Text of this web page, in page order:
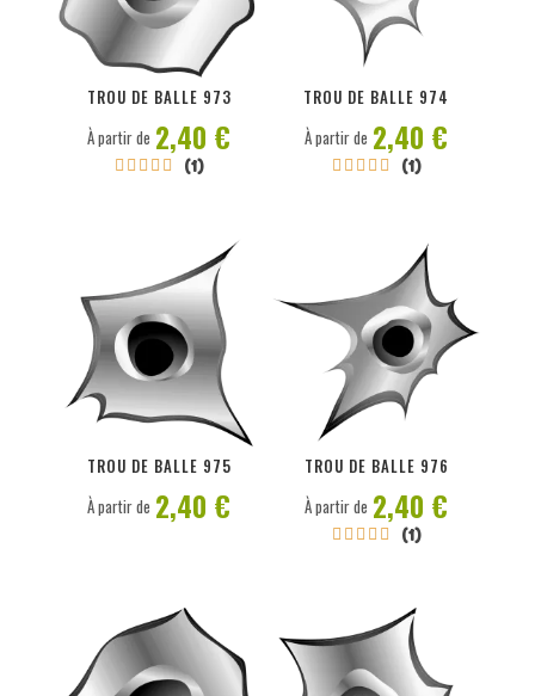
TROU DE BALLE 973
     (1)
PERSONNALISER
À partir de 2,40 €
TROU DE BALLE 974
     (1)
PERSONNALISER
À partir de 2,40 €
TROU DE BALLE 975
À partir de 2,40 €
TROU DE BALLE 976
     (1)
PERSONNALISER
À partir de 2,40 €